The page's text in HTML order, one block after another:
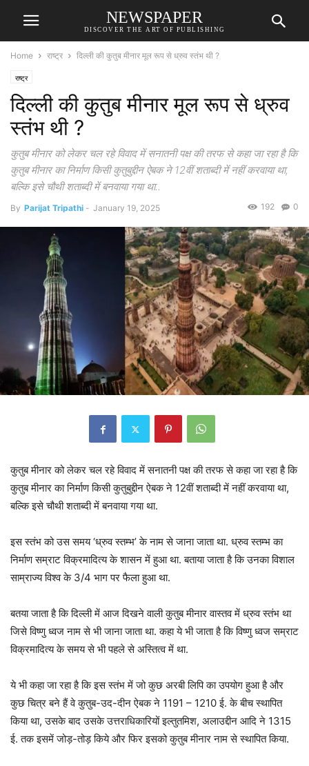
NEWSPAPER
DISCOVER THE ART OF PUBLISHING
Home राष्ट्र दिल्ली की कुतुब मीनार मूल रूप से ध्रुव स्तंभ थी ?
राष्ट्र
दिल्ली की कुतुब मीनार मूल रूप से ध्रुव
स्तंभ थी ?
कुतुब मीनार को लेकर चल रहे विवाद में सनातनी पक्ष की तरफ से कहा जा रहा है कि
कुतुब मीनार का निर्माण किसी कुतुबुद्दीन ऐबक ने 12वीं शताब्दी में नहीं करवाया था,
बल्कि इसे चौथी शताब्दी में बनवाया गया था..
By Parijat Tripathi - January 19, 2025 0
192
कुतुब मीनार को लेकर चल रहे विवाद में सनातनी पक्ष की तरफ से कहा जा रहा है कि
कुतुब मीनारका निर्माण किसी कुतुबुद्दीन ऐबक ने 12वीं शताब्दी में नहीं करवाया था,
बल्कि इसे चौथी शताब्दी में बनवाया गया था.
इस स्तंभ को उस समय ‘ध्रुव स्तम्भ’ के नाम से जाना जाता था. ध्रुव स्तम्भ का
निर्माण सम्राट विक्रमादित्य के शासन में हुआ था. बताया जाता है कि उनका विशाल
साम्राज्य विश्व के 3/4 भाग पर फैला हुआ था.
बतया जाता है कि दिल्ली में आज दिखने वाली कुतुब मीनार वास्तव में ध्रुव स्तंभ था
जिसे विष्णु ध्वज नाम से भी जाना जाता था. कहा ये भी जाता है कि विष्णु ध्वज सम्राट
विक्रमादित्य के समय से भी पहले से अस्तित्व में था.
ये भी कहा जा रहा है कि इस स्तंभ में जो कुछ अरबी लिपि का उपयोग हुआ है और
कुछ चित्र बने हैं वे कुतुब-उद-दीन ऐबक ने 1191 – 1210 ई. के बीच स्थापित
किया था, उसके बाद उसके उत्तराधिकारियों इल्तुतमिश, अलाउद्दीन आदि ने 1315
ई. तक इसमें जोड़-तोड़ किये और फिर इसको कुतुब मीनार नाम से स्थापित किया.